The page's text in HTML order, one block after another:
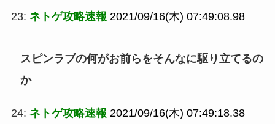
23: ネトゲ攻略速報 2021/09/16(木) 07:49:08.98
スピンラブの何がお前らをそんなに駆り立てるの
か
24: ネトゲ攻略速報 2021/09/16(木) 07:49:18.38